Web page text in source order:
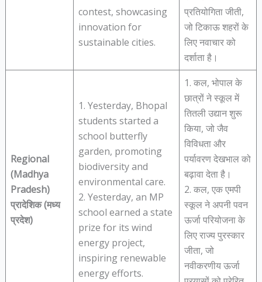
contest, showcasing
innovation for
sustainable cities.
प्रतियोगिता जीती,
जो टिकाऊ शहरों के
लिए नवाचार को
दर्शाता है।
Regional
(Madhya
Pradesh)
प्रादेशिक (मध्य
प्रदेश)
1. Yesterday, Bhopal
students started a
school butterfly
garden, promoting
biodiversity and
environmental care.
2. Yesterday, an MP
school earned a state
prize for its wind
energy project,
inspiring renewable
energy efforts.
1. कल, भोपाल के
छात्रों ने स्कूल में
तितली उद्यान शुरू
किया, जो जैव
विविधता और
पर्यावरण देखभाल को
बढ़ावा देता है।
2. कल, एक एमपी
स्कूल ने अपनी पवन
ऊर्जा परियोजना के
लिए राज्य पुरस्कार
जीता, जो
नवीकरणीय ऊर्जा